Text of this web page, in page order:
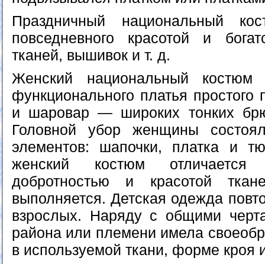
Праздничный национальный
повседневного красотой и
тканей, вышивок и т. д.
Женский национальный костюм
функционального платья простого
и шаровар — широких тонких
Головной убор женщины
элементов: шапочки, платка и
женский костюм отличается
добротностью и красотой
выполняется. Детская одежда
взрослых. Наряду с общими
района или племени имела
в используемой ткани, форме кроя